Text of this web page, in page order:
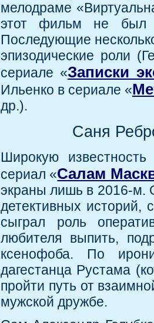
мелодраме
этот фильм не был
Последующие
эпизодические роли
сериале «Записки
Ильенко в сериале «
др.).
Саня
Широкую
сериал «Салам
экраны лишь в 2016-м.
детективных историй,
сыграл роль
любителя выпить,
ксенофоба. По
дагестанца Рустама
пройти путь от
мужской дружбе.